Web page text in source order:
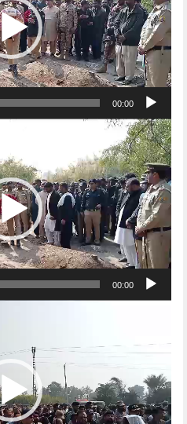
00:00
Video
Player
00:00
Video